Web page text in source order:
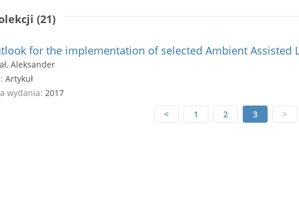
(21)
for the implementation of selected Ambient Assisted
Aleksander
Artykuł
wydania: 2017
<
1 2 3 >